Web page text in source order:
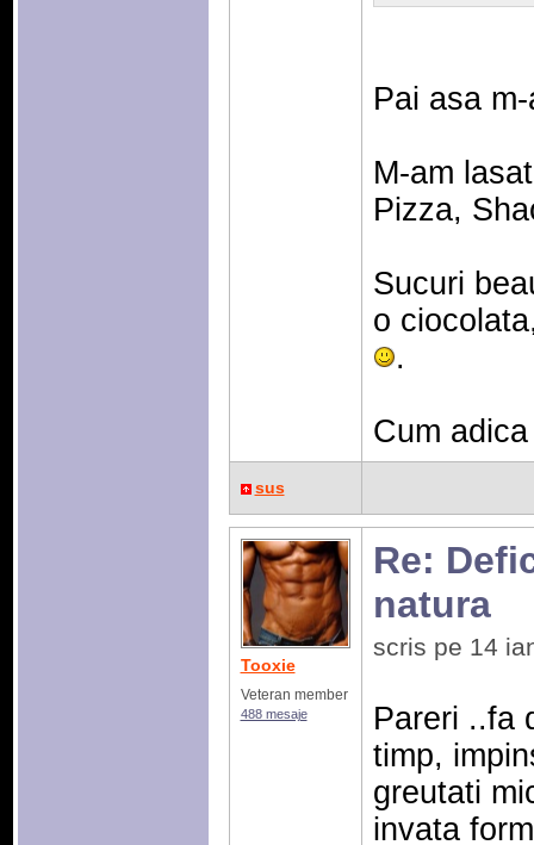
Pai asa
M-am
Pizza,
Sucuri
o
.
Cum
sus
Tooxie
Veteran member
488 mesaje
Re:
natura
scris pe 14
Pareri ..fa
timp,
greutati
invata